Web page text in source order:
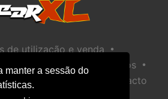
manter a sessão do
de utilização e venda •
Política de Biscoitos •
Infantil Ajuda / Contacto